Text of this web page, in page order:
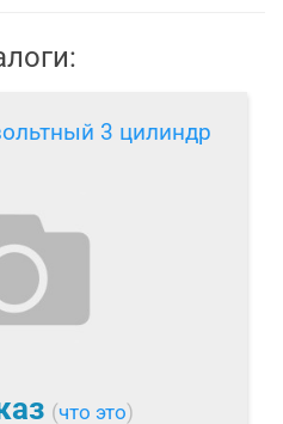
3 цилиндр
(что это)